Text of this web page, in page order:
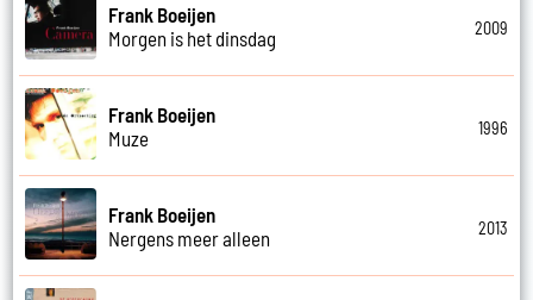
Frank Boeijen
Morgen is het dinsdag
2009
Frank Boeijen
Muze
1996
Frank Boeijen
Nergens meer alleen
2013